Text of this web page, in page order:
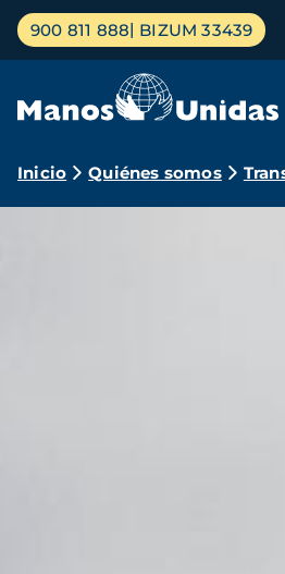
Pasar
contenido
Menú
principal
900 811 888 BIZUM 33439
Ruta
Inicio Quiénes somos